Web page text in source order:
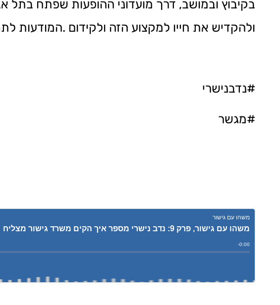
בקיבוץ ובמושב, דרך מועדוני ההופעות שפתח
ולהקדיש את חייו למקצוע הזה ולקידום .המודעות
#נדבנישרי
#מגשר